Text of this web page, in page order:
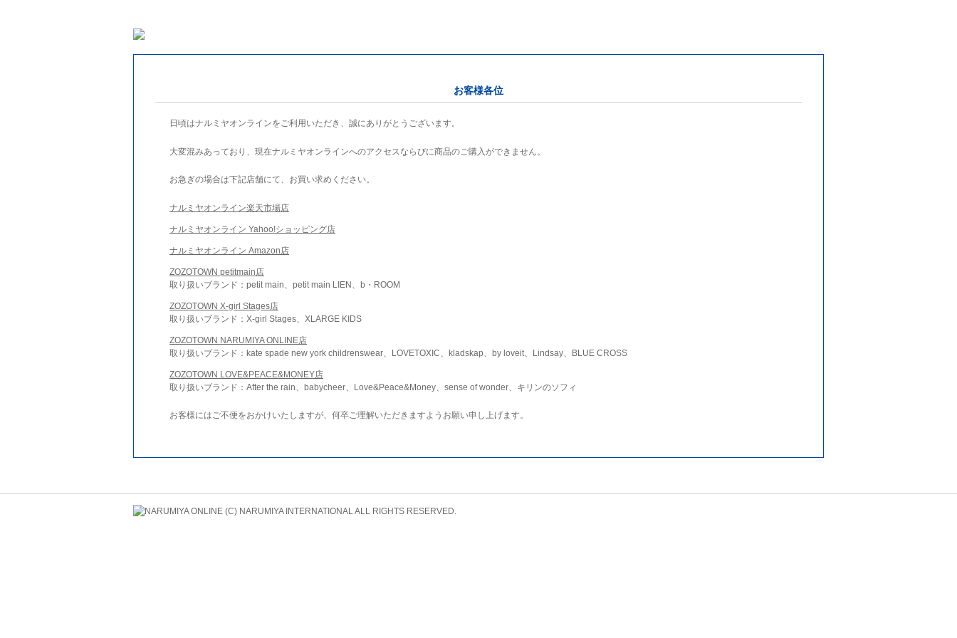
お客様各位
日頃はナルミヤオンラインをご利用いただき、誠にありがとうございます。
大変混みあっており、現在ナルミヤオンラインへのアクセスならびに商品のご購入ができません。
お急ぎの場合は下記店舗にて、お買い求めください。
ナルミヤオンライン楽天市場店
ナルミヤオンライン Yahoo!ショッピング店
ナルミヤオンライン Amazon店
ZOZOTOWN petitmain店
取り扱いブランド：petit main、petit main LIEN、b・ROOM
ZOZOTOWN X-girl Stages店
取り扱いブランド：X-girl Stages、XLARGE KIDS
ZOZOTOWN NARUMIYA ONLINE店
取り扱いブランド：kate spade new york childrenswear、LOVETOXIC、kladskap、by loveit、Lindsay、BLUE CROSS
ZOZOTOWN LOVE&PEACE&MONEY店
取り扱いブランド：After the rain、babycheer、Love&Peace&Money、sense of wonder、キリンのソフィ
お客様にはご不便をおかけいたしますが、何卒ご理解いただきますようお願い申し上げます。